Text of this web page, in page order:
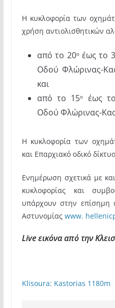
Η κυκλοφορία των
χρήση αντιολισθητικών
από το 20οέως το
Οδού Φλώρινας-
και
από το 15ο έως
Οδού Φλώρινας-
Η κυκλοφορία των
και Επαρχιακό οδικό
Ενημέρωση σχετικά με
κυκλοφορίας και
υπάρχουν στην επίσημη
Αστυνομίας www.
Live εικόνα από την
Klisoura: Kastorias 1180m